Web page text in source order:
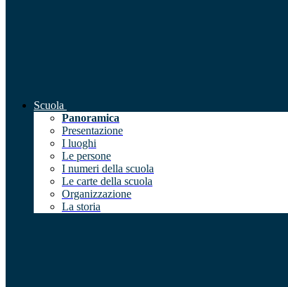
Scuola
Panoramica
Presentazione
I luoghi
Le persone
I numeri della scuola
Le carte della scuola
Organizzazione
La storia